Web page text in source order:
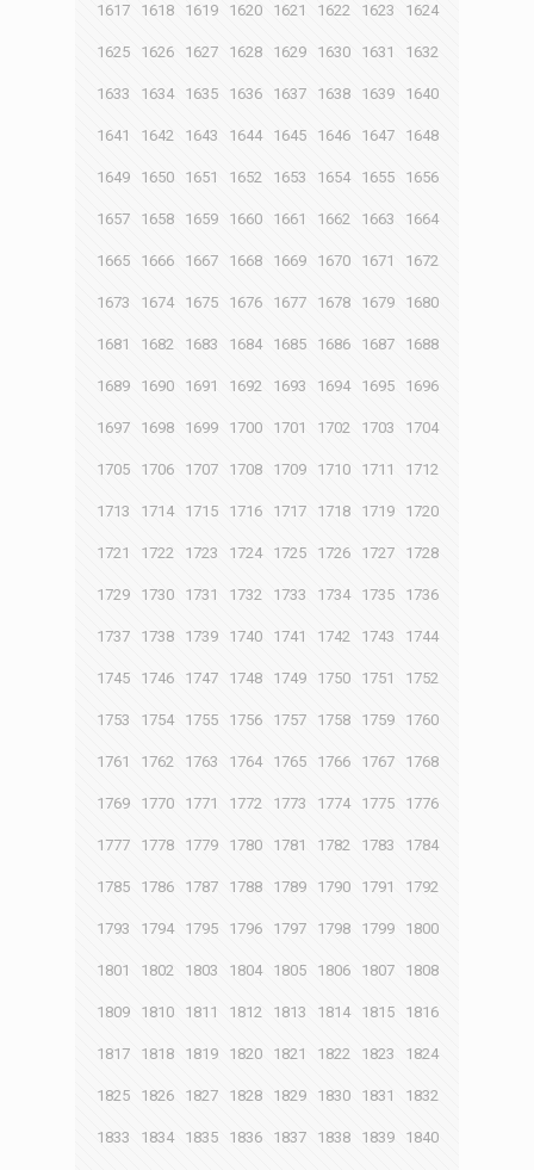
1617 1618 1619 1620 1621 1622 1623 1624
1625 1626 1627 1628 1629 1630 1631 1632
1633 1634 1635 1636 1637 1638 1639 1640
1641 1642 1643 1644 1645 1646 1647 1648
1649 1650 1651 1652 1653 1654 1655 1656
1657 1658 1659 1660 1661 1662 1663 1664
1665 1666 1667 1668 1669 1670 1671 1672
1673 1674 1675 1676 1677 1678 1679 1680
1681 1682 1683 1684 1685 1686 1687 1688
1689 1690 1691 1692 1693 1694 1695 1696
1697 1698 1699 1700 1701 1702 1703 1704
1705 1706 1707 1708 1709 1710 1711 1712
1713 1714 1715 1716 1717 1718 1719 1720
1721 1722 1723 1724 1725 1726 1727 1728
1729 1730 1731 1732 1733 1734 1735 1736
1737 1738 1739 1740 1741 1742 1743 1744
1745 1746 1747 1748 1749 1750 1751 1752
1753 1754 1755 1756 1757 1758 1759 1760
1761 1762 1763 1764 1765 1766 1767 1768
1769 1770 1771 1772 1773 1774 1775 1776
1777 1778 1779 1780 1781 1782 1783 1784
1785 1786 1787 1788 1789 1790 1791 1792
1793 1794 1795 1796 1797 1798 1799 1800
1801 1802 1803 1804 1805 1806 1807 1808
1809 1810 1811 1812 1813 1814 1815 1816
1817 1818 1819 1820 1821 1822 1823 1824
1825 1826 1827 1828 1829 1830 1831 1832
1833 1834 1835 1836 1837 1838 1839 1840